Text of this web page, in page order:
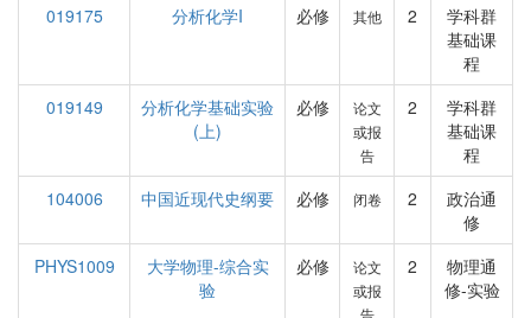
019175
分析化学I 必修 其他 2
学科群
基础课
程
019149
分析化学基础实验
(上)
必修
论文
或报
告
2
学科群
基础课
程
104006
中国近现代史纲要 必修 闭卷 2
政治通
修
PHYS1009
大学物理-综合实
验
必修
论文
或报
告
2
物理通
修-实验